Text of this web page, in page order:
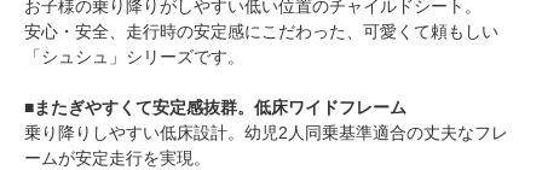
お子様の乗り降りがしやすい低い位置のチャイルドシート。
安心・安全、走行時の安定感にこだわった、可愛くて頼もしい
「シュシュ」シリーズです。
■またぎやすくて安定感抜群。低床ワイドフレーム
乗り降りしやすい低床設計。幼児2人同乗基準適合の丈夫なフレ
ームが安定走行を実現。